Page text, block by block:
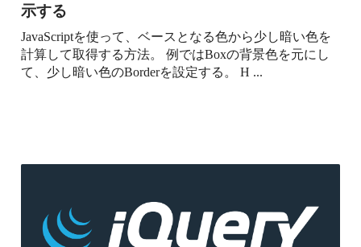
示する
JavaScriptを使って、ベースとなる色から少し暗い色を
計算して取得する方法。 例ではBoxの背景色を元にし
て、少し暗い色のBorderを設定する。 H ...